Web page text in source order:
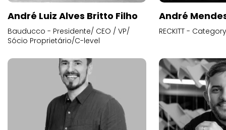
André Luiz Alves Britto Filho
Bauducco - Presidente/ CEO / VP/
Sócio Proprietário/C-level
André
RECKITT -